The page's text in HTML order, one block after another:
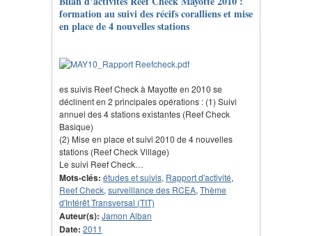
formation au suivi des récifs coralliens et mise
en place de 4 nouvelles stations
es suivis Reef Check à Mayotte en 2010 se
déclinent en 2 principales opérations : (1) Suivi
annuel des 4 stations existantes (Reef Check
Basique)
(2) Mise en place et suivi 2010 de 4 nouvelles
stations (Reef Check Village)
Le suivi Reef Check…
Mots-clés: études et suivis, Rapport d'activité,
Reef Check, surveillance des RCEA, Thème
d'Intérêt Transversal (TIT)
Auteur(s): Jamon Alban
Date: 2011